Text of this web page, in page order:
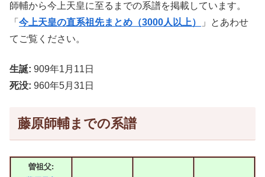
師輔から今上天皇に至るまでの系譜を掲載しています。
「 今上天皇の直系祖先まとめ（3000人以上）
」とあわせ
てご覧ください。
生誕: 909年1月11日
死没: 960年5月31日
藤原師輔までの系譜
曽祖父: